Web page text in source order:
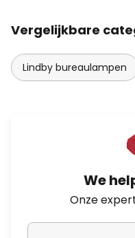
Vergelijkbare
Lindby bureaulampen
We
Onze